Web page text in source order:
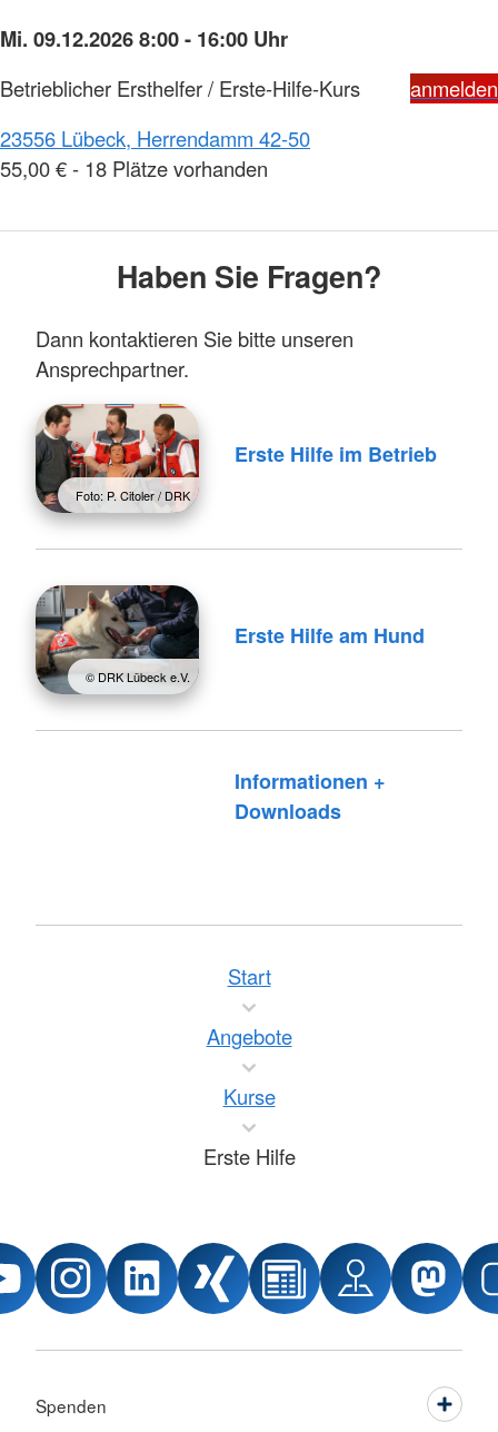
Mi. 09.12.2026 8:00 - 16:00 Uhr
Betrieblicher Ersthelfer / Erste-Hilfe-Kurs
anmelden
23556 Lübeck, Herrendamm 42-50
55,00 € - 18 Plätze vorhanden
Haben Sie Fragen?
Dann kontaktieren Sie bitte unseren
Ansprechpartner.
Foto: P. Citoler / DRK
Erste Hilfe im Betrieb
© DRK Lübeck e.V.
Erste Hilfe am Hund
Informationen +
Downloads
Start
Angebote
Kurse
Erste Hilfe
Spenden